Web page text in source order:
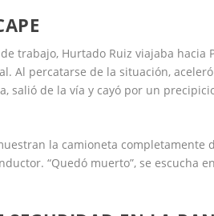
trabajo, Hurtado Ruiz viajaba hacia
Al percatarse de la situación,
salió de la vía y cayó por un
la camioneta completamente
“Quedó muerto”, se escucha